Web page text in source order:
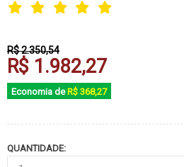
R$ 2.350,54
R$ 1.982,27
Economia de R$ 368,27
QUANTIDADE: